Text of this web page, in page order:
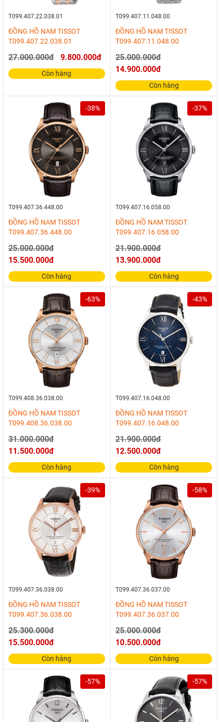
T099.407.22.038.01
ĐỒNG HỒ NAM TISSOT
T099.407.22.038.01
27.000.000đ 9.800.000đ
Còn hàng
T099.407.11.048.00
ĐỒNG HỒ NAM TISSOT
T099.407.11.048.00
25.000.000đ
14.900.000đ
Còn hàng
-38%
T099.407.36.448.00
ĐỒNG HỒ NAM TISSOT
T099.407.36.448.00
25.000.000đ
15.500.000đ
Còn hàng
-37%
T099.407.16.058.00
ĐỒNG HỒ NAM TISSOT
T099.407.16.058.00
21.900.000đ
13.900.000đ
Còn hàng
-63%
T099.408.36.038.00
ĐỒNG HỒ NAM TISSOT
T099.408.36.038.00
31.000.000đ
11.500.000đ
Còn hàng
-43%
T099.407.16.048.00
ĐỒNG HỒ NAM TISSOT
T099.407.16.048.00
21.900.000đ
12.500.000đ
Còn hàng
-39%
T099.407.36.038.00
ĐỒNG HỒ NAM TISSOT
T099.407.36.038.00
25.300.000đ
15.500.000đ
Còn hàng
-58%
T099.407.36.037.00
ĐỒNG HỒ NAM TISSOT
T099.407.36.037.00
25.000.000đ
10.500.000đ
Còn hàng
-57% -57%